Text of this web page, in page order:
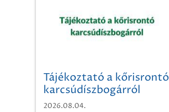
Tájékoztató a kőrisrontó
karcsúdíszbogárról
2026.08.04.